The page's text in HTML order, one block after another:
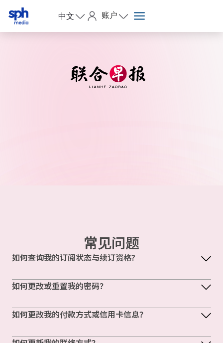
中文 账户
常见问题
如何查询我的订阅状态与续订资格?
如何更改或重置我的密码？
如何更改我的付款方式或信用卡信息？